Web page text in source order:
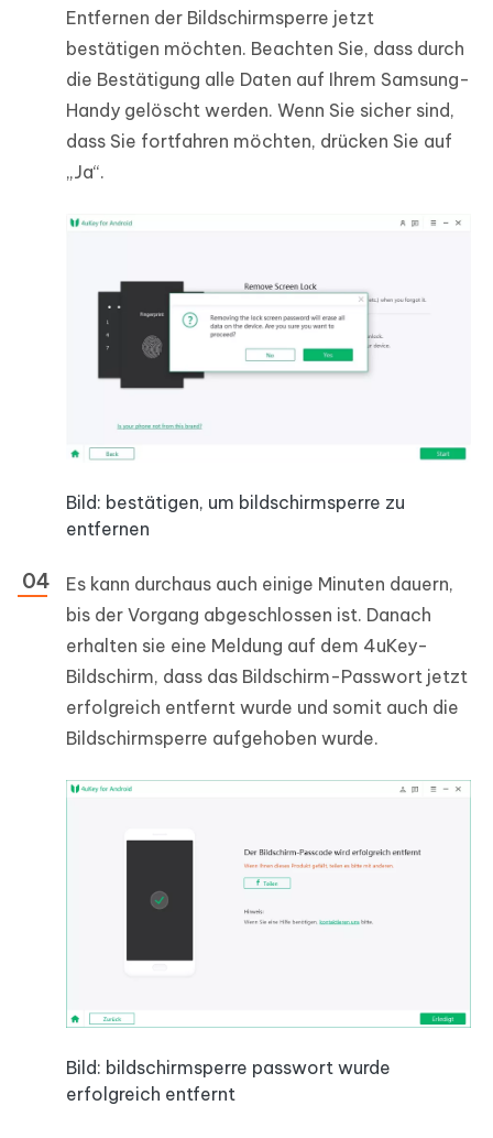
Entfernen der Bildschirmsperre jetzt
bestätigen möchten. Beachten Sie, dass durch
die Bestätigung alle Daten auf Ihrem Samsung-
Handy gelöscht werden. Wenn Sie sicher sind,
dass Sie fortfahren möchten, drücken Sie auf
„Ja“.
Bild: bestätigen, um bildschirmsperre zu
entfernen
Es kann durchaus auch einige Minuten dauern,
bis der Vorgang abgeschlossen ist. Danach
erhalten sie eine Meldung auf dem 4uKey-
Bildschirm, dass das Bildschirm-Passwort jetzt
erfolgreich entfernt wurde und somit auch die
Bildschirmsperre aufgehoben wurde.
Bild: bildschirmsperre passwort wurde
erfolgreich entfernt